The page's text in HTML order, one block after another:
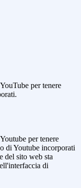
per tenere
per tenere
di Youtube incorporati
del sito web sta
di